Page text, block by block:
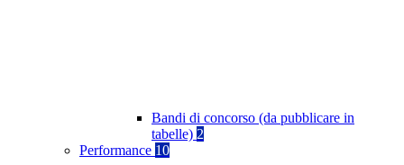
Bandi di concorso (da pubblicare in
tabelle) 2
Performance 10